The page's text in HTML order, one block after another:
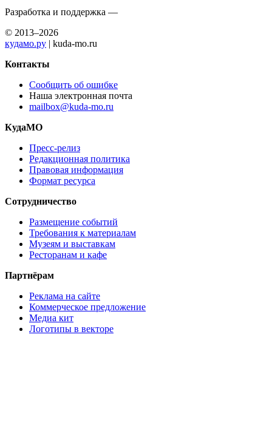
Разработка и поддержка —
© 2013–2026
кудамо.ру | kuda-mo.ru
Контакты
Сообщить об ошибке
Наша электронная почта
mailbox@kuda-mo.ru
КудаМО
Пресс-релиз
Редакционная политика
Правовая информация
Формат ресурса
Сотрудничество
Размещение событий
Требования к материалам
Музеям и выставкам
Ресторанам и кафе
Партнёрам
Реклама на сайте
Коммерческое предложение
Медиа кит
Логотипы в векторе